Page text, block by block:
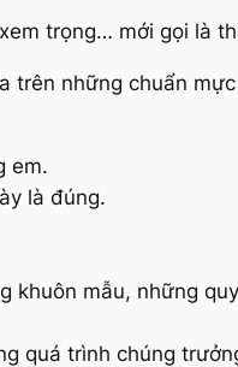
trọng… mới gọi là
trên những chuẩn
em.
là đúng.
mẫu, những
quá trình chúng